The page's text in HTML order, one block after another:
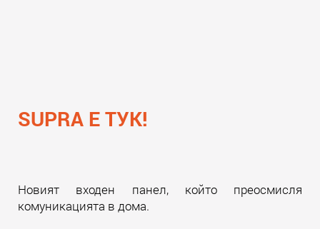
SUPRA Е ТУК!
Новият входен панел, който преосмисля
комуникацията в дома.